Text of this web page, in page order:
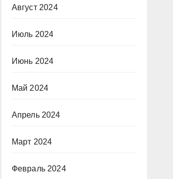
Август 2024
Июль 2024
Июнь 2024
Май 2024
Апрель 2024
Март 2024
Февраль 2024